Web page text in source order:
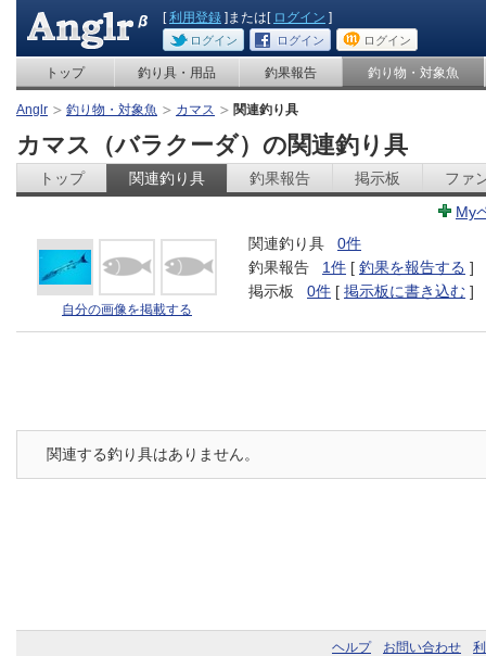
[利用登録 ]または[ ログイン ]
ログイン ログイン ログイン
トップ 釣り具・用品 釣果報告 釣り物・対象魚
Anglr 釣り物・対象魚 カマス 関連釣り具
カマス（バラクーダ）の関連釣り具
トップ 関連釣り具 釣果報告 掲示板
ファ
My
自分の画像を掲載する
関連釣り具
0件
釣果報告
1件 [ 釣果を報告する ]
掲示板
0件 [ 掲示板に書き込む ]
関連する釣り具はありません。
ヘルプ お問い合わせ